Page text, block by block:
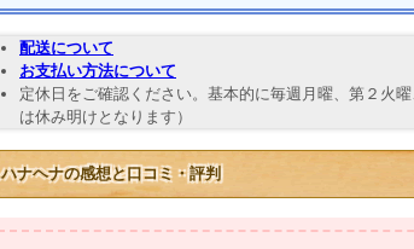
配送について
お支払い方法について
定休日をご確認ください。基本的に毎週月曜、第２火
は休み明けとなります）
ハナヘナの感想と口コミ・評判